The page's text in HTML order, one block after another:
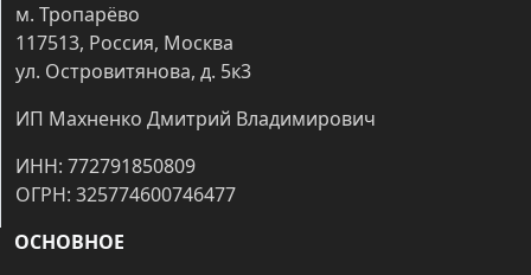
м. Тропарёво
117513, Россия, Москва
ул. Островитянова, д. 5к3
ИП Махненко Дмитрий Владимирович
ИНН: 772791850809
ОГРН: 325774600746477
ОСНОВНОЕ